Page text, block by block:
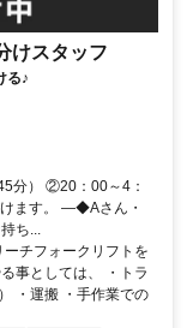
けスタッフ
る♪
分） ②20：00～4：
ます。 ―◆Aさん・
ち...
チフォークリフトを
事としては、 ・トラ
・運搬 ・手作業での